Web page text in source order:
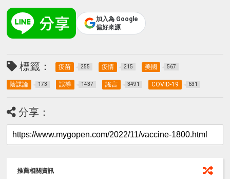
加入為 Google
偏好來源
標籤： 疫苗 255 疫情 215 美國 567
陰謀論 173 誤導 1437 謠言 3491 COVID-19 631
分享：
推薦相關資訊